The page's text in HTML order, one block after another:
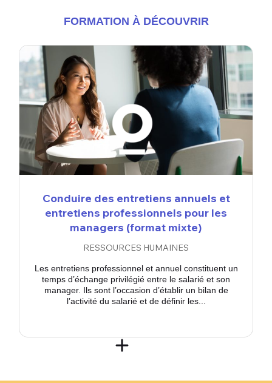
FORMATION À DÉCOUVRIR
Conduire des entretiens annuels et
entretiens professionnels pour les
managers (format mixte)
RESSOURCES HUMAINES
Les entretiens professionnel et annuel constituent un
temps d’échange privilégié entre le salarié et son
manager. Ils sont l’occasion d’établir un bilan de
l’activité du salarié et de définir les...